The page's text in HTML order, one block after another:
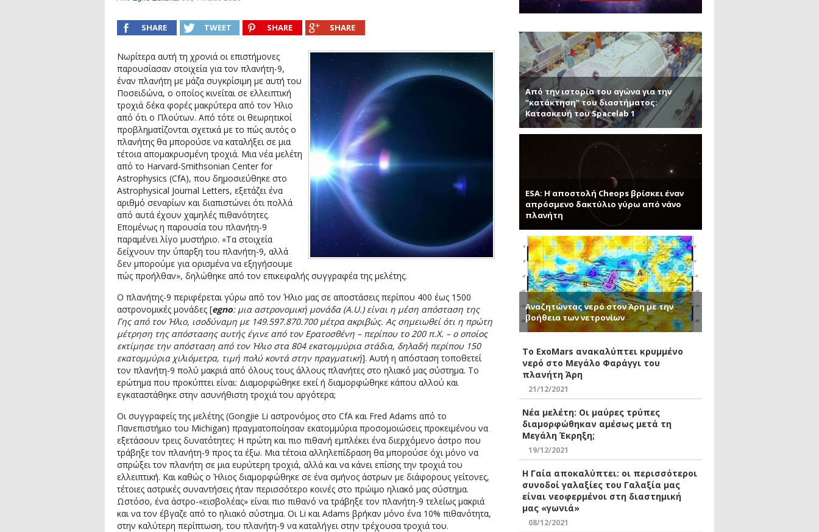
Συνέντευξη: Συζητώντας με τον ερευνητή κ. Παντελή Μπάμπουλη για τα ενδιαφέροντα τεχνητά υλικά, γερμανένιο και πυριτένιο (Μέρος
podcast: Τι είναι τα Βαρυτικά Κύματα (Συνέντευξη με τον Ερωτόκριτο Κατσαβουνίδη, διευθυντή έρευνας στο ΜΙΤ)
podcast: Αναζητώντας τα Βαρυτικά Κύματα (Συνέντευξη με τον Χρήστο Τσάγκα, Αναπληρωτή Καθηγητή του ΑΠΘ)
SHARE TWEET SHARE SHARE
Νωρίτερα αυτή τη χρονιά οι επιστήμονες
παρουσίασαν στοιχεία για τον πλανήτη-9,
έναν πλανήτη με μάζα συγκρίσιμη με αυτή του
Ποσειδώνα, ο οποίος κινείται σε ελλειπτική
τροχιά δέκα φορές μακρύτερα από τον Ήλιο
από ότι ο Πλούτων. Από τότε οι θεωρητικοί
προβληματίζονται σχετικά με το πώς αυτός ο
πλανήτης θα μπορούσε να καταλήξει σε μια
τέτοια απομακρυσμένη τροχιά. Μια νέα μελέτη
από το Harvard-Smithsonian Center for
Astrophysics (CfA), που δημοσιεύθηκε στο
Astrophysical Journal Letters, εξετάζει ένα
αριθμό σεναρίων και διαπιστώνει ότι πολλά
από αυτά έχουν χαμηλές πιθανότητες.
Επομένως η παρουσία του πλανήτη-9
παραμένει λίγο μυστήριο. «Τα στοιχεία
δείχνουν την ύπαρξη του πλανήτη-9, αλλά
δεν μπορούμε για ορισμένα να εξηγήσουμε
πώς προήλθαν», δηλώθηκε από τον επικεφαλής συγγραφέα της μελέτης.
Ο πλανήτης-9 περιφέρεται γύρω από τον Ήλιο μας σε αποστάσεις περίπου 400 έως 1500
αστρονομικές μονάδες [egno: μια αστρονομική μονάδα (A.U.) είναι η μέση απόσταση της
Γης από τον Ήλιο, ισοδύναμη με 149.597.870.700 μέτρα ακριβώς. Ας σημειωθεί ότι η πρώτη
μέτρηση της απόστασης αυτής έγινε από τον Ερατοσθένη – περίπου το 200 π.Χ. – ο οποίος
εκτίμησε την απόσταση από τον Ήλιο στα 804 εκατομμύρια στάδια, δηλαδή περίπου 150
εκατομμύρια χιλιόμετρα, τιμή πολύ κοντά στην πραγματική]. Αυτή η απόσταση τοποθετεί
τον πλανήτη-9 πολύ μακριά από όλους τους άλλους πλανήτες στο ηλιακό μας σύστημα. Το
ερώτημα που προκύπτει είναι: Διαμορφώθηκε εκεί ή διαμορφώθηκε κάπου αλλού και
εγκαταστάθηκε στην ασυνήθιστη τροχιά του αργότερα;
Οι συγγραφείς της μελέτης (Gongjie Li αστρονόμος στο CfA και Fred Adams από το
Πανεπιστήμιο του Michigan) πραγματοποίησαν εκατομμύρια προσομοιώσεις προκειμένου να
εξετάσουν τρεις δυνατότητες: Η πρώτη και πιο πιθανή εμπλέκει ένα διερχόμενο άστρο που
τράβηξε τον πλανήτη-9 προς τα έξω. Μια τέτοια αλληλεπίδραση θα μπορούσε όχι μόνο να
σπρώξει τον πλανήτη σε μια ευρύτερη τροχιά, αλλά και να κάνει επίσης την τροχιά του
ελλειπτική. Και καθώς ο Ήλιος διαμορφώθηκε σε ένα σμήνος άστρων με διάφορους γείτονες,
τέτοιες αστρικές συναντήσεις ήταν περισσότερο κοινές στο πρώιμο ηλιακό μας σύστημα.
Ωστόσο, ένα άστρο-«εισβολέας» είναι πιο πιθανό να τράβηξε τον πλανήτη-9 τελείως μακριά
και να τον έβγαζε από το ηλιακό σύστημα. Οι Li και Adams βρήκαν μόνο ένα 10% πιθανότητα,
στην καλύτερη περίπτωση, του πλανήτη-9 να καταλήγει στην τρέχουσα τροχιά του.
Από την ιστορία του αγώνα για την
“κατάκτηση” του διαστήματος:
Κατασκευή του Spacelab 1
ESA: Η αποστολή Cheops βρίσκει έναν
απρόσμενο δακτύλιο γύρω από νάνο
πλανήτη
Αναζητώντας νερό στον Άρη με την
βοήθεια των νετρονίων
Το ExoMars ανακαλύπτει κρυμμένο
νερό στο Μεγάλο Φαράγγι του
πλανήτη Άρη
21/12/2021
Νέα μελέτη: Οι μαύρες τρύπες
διαμορφώθηκαν αμέσως μετά τη
Μεγάλη Έκρηξη;
19/12/2021
Η Γαία αποκαλύπτει: οι περισσότεροι
συνοδοί γαλαξίες του Γαλαξία μας
είναι νεοφερμένοι στη διαστημική
μας «γωνιά»
08/12/2021